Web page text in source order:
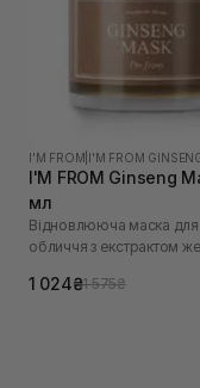
I'M FROM I'M FROM
I'M FROM Ginseng
мл
Відновлююча маска для
обличчя з екстрактом
1 024₴1 575₴